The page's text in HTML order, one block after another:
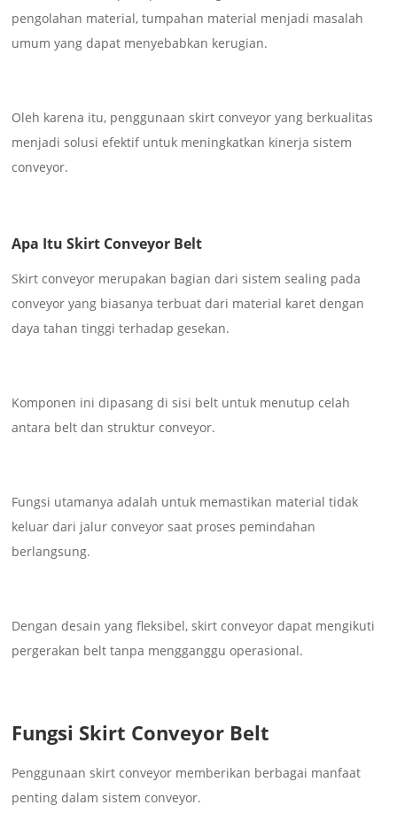
pengolahan material, tumpahan material menjadi masalah
umum yang dapat menyebabkan kerugian.
Oleh karena itu, penggunaan skirt conveyor yang berkualitas
menjadi solusi efektif untuk meningkatkan kinerja sistem
conveyor.
Apa Itu Skirt Conveyor Belt
Skirt conveyor merupakan bagian dari sistem sealing pada
conveyor yang biasanya terbuat dari material karet dengan
daya tahan tinggi terhadap gesekan.
Komponen ini dipasang di sisi belt untuk menutup celah
antara belt dan struktur conveyor.
Fungsi utamanya adalah untuk memastikan material tidak
keluar dari jalur conveyor saat proses pemindahan
berlangsung.
Dengan desain yang fleksibel, skirt conveyor dapat mengikuti
pergerakan belt tanpa mengganggu operasional.
Fungsi Skirt Conveyor Belt
Penggunaan skirt conveyor memberikan berbagai manfaat
penting dalam sistem conveyor.